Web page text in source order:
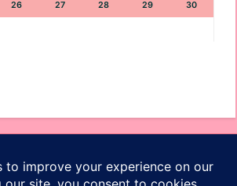
26 27 28 29 30
オッケーブログ